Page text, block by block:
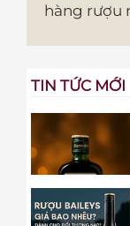
hàng rượu
TIN TỨC MỚI